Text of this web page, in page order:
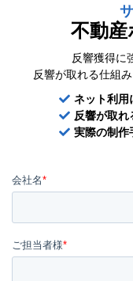
不動
反響獲得に
反響が取れる仕組
ネット利用
反響が取れ
実際の制作